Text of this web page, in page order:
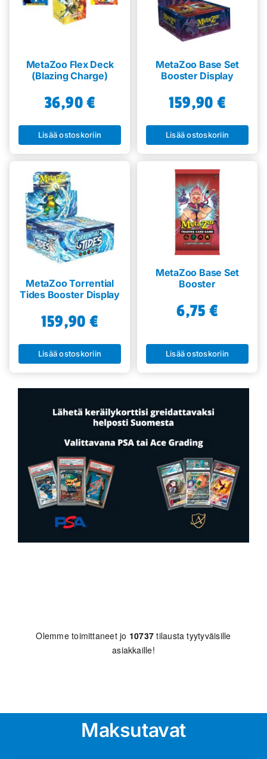
MetaZoo Flex Deck
(Blazing Charge)
36,90€
Lisää ostoskoriin
MetaZoo Base Set
Booster Display
159,90 €
Lisää ostoskoriin
MetaZoo Torrential
Tides Booster Display
159,90 €
Lisää ostoskoriin
MetaZoo Base Set
Booster
6,75 €
Lisää ostoskoriin
Olemme toimittaneet jo 10737 tilausta tyytyväisille
asiakkaille!
Maksutavat